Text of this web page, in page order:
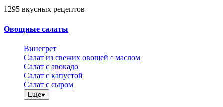
1295 вкусных рецептов
Овощные салаты
Винегрет
Салат из свежих овощей с маслом
Салат с авокадо
Салат с капустой
Салат с сыром
Еще